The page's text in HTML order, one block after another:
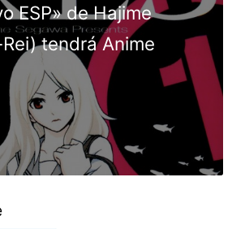
ESP» de Hajime
tendrá Anime